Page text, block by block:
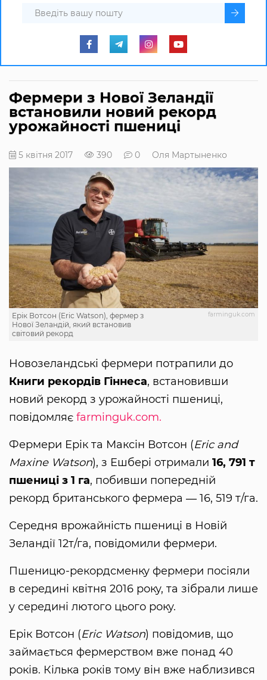
Фермери з Нової Зеландії
встановили новий рекорд
урожайності пшениці
5 квітня 2017 390 0 Оля Мартыненко
farminguk.com
Ерік Вотсон (Eric Watson), фермер з
Нової Зеландій, який встановив
світовий рекорд
Новозеландські фермери потрапили до
Книги рекордів Гіннеса, встановивши
новий рекорд з урожайності пшениці,
повідомляє farminguk.com.
Фермери Ерік та Максін Вотсон (Eric and
Maxine Watson), з Ешбері отримали 16, 791 т
пшениці з 1 га, побивши попередній
рекорд британського фермера ― 16, 519 т/га.
Середня врожайність пшениці в Новій
Зеландії 12т/га, повідомили фермери.
Пшеницю-рекордсменку фермери посіяли
в середині квітня 2016 року, та зібрали лише
у середині лютого цього року.
Ерік Вотсон (Eric Watson) повідомив, що
займається фермерством вже понад 40
років. Кілька років тому він вже наблизився